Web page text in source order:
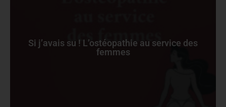
Si j’avais su ! L’ostéopathie au service des
femmes